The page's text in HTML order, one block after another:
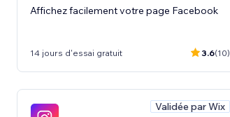
Affichez facilement votre page Facebook
14 jours d'essai gratuit 3.6(10)
Validée par Wix